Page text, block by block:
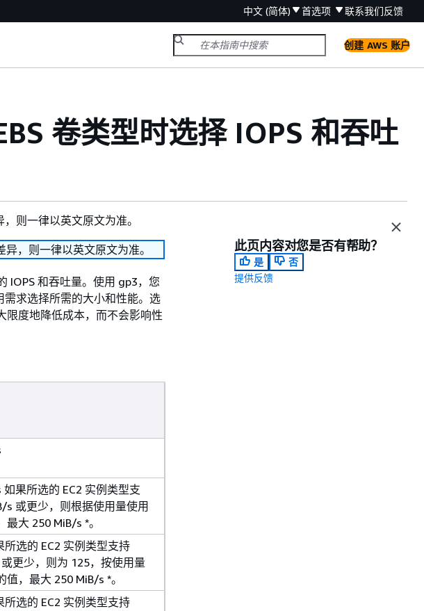
中文 (简体) 首选项 联系我们反馈
创建 AWS 账户
卷类型时选择 IOPS 和吞吐
则一律以英文原文为准。
，则一律以英文原文为准。
IOPS 和吞吐量。使用 gp3，您
求选择所需的大小和性能。选
限度地降低成本，而不会影响性
如果所选的 EC2 实例类型支
s 或更少，则根据使用量使用
最大 250 MiB/s *。
所选的 EC2 实例类型支持
更少，则为 125，按使用量
值，最大 250 MiB/s *。
所选的 EC2 实例类型支持
此页内容对您是否有帮助？
是
否
提供反馈